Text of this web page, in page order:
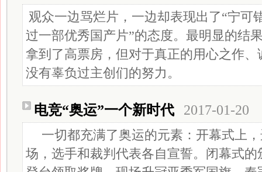
观众一边骂烂片，一边却表现出了“宁可
过一部优秀国产片”的态度。最明显的结
拿到了高票房，但对于真正的用心之作
没有辜负过主创们的努力。
电竞“奥运”一个新时代 2017-01-20
一切都充满了奥运的元素：开幕式上
场，选手和裁判代表各自宣誓。闭幕式